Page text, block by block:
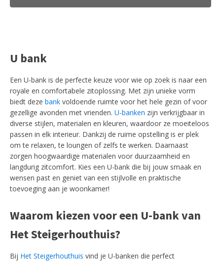
€2.099,00.€1.750,00.
U bank
Een U-bank is de perfecte keuze voor wie op zoek is naar een
royale en comfortabele zitoplossing. Met zijn unieke vorm
biedt deze bank voldoende ruimte voor het hele gezin of voor
gezellige avonden met vrienden. U-banken zijn verkrijgbaar in
diverse stijlen, materialen en kleuren, waardoor ze moeiteloos
passen in elk interieur. Dankzij de ruime opstelling is er plek
om te relaxen, te loungen of zelfs te werken. Daarnaast
zorgen hoogwaardige materialen voor duurzaamheid en
langdurig zitcomfort. Kies een U-bank die bij jouw smaak en
wensen past en geniet van een stijlvolle en praktische
toevoeging aan je woonkamer!
Waarom kiezen voor een U-bank van
Het Steigerhouthuis?
Bij Het Steigerhouthuis vind je U-banken die perfect